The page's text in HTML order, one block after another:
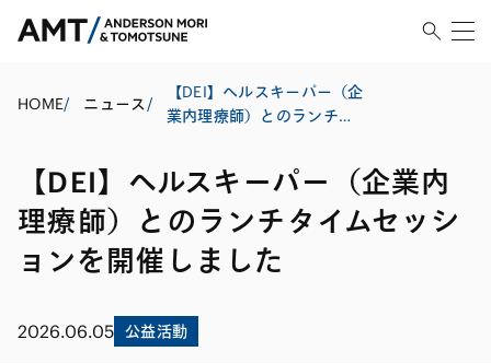
HOME/ ニュース/
【DEI】ヘルスキーパー（企
業内理療師）とのランチタ
【DEI】ヘルスキーパー（企業内
理療師）とのランチタイムセッシ
ョンを開催しました
2026.06.05 公益活動